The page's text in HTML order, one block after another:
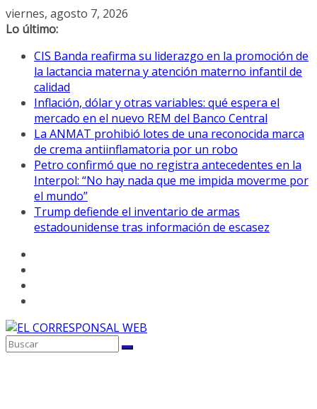
Saltar
al
viernes, agosto 7, 2026
Lo último:
CIS Banda reafirma su liderazgo en la promoción de
la lactancia materna y atención materno infantil de
calidad
Inflación, dólar y otras variables: qué espera el
mercado en el nuevo REM del Banco Central
La ANMAT prohibió lotes de una reconocida marca
de crema antiinflamatoria por un robo
Petro confirmó que no registra antecedentes en la
Interpol: “No hay nada que me impida moverme por
el mundo”
Trump defiende el inventario de armas
estadounidense tras información de escasez